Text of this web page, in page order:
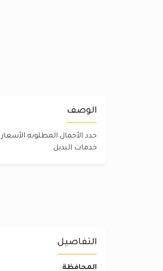
الوصف
حدد الأحمال المطلوبه
خدمات البديل
التفاصيل
المحافظة